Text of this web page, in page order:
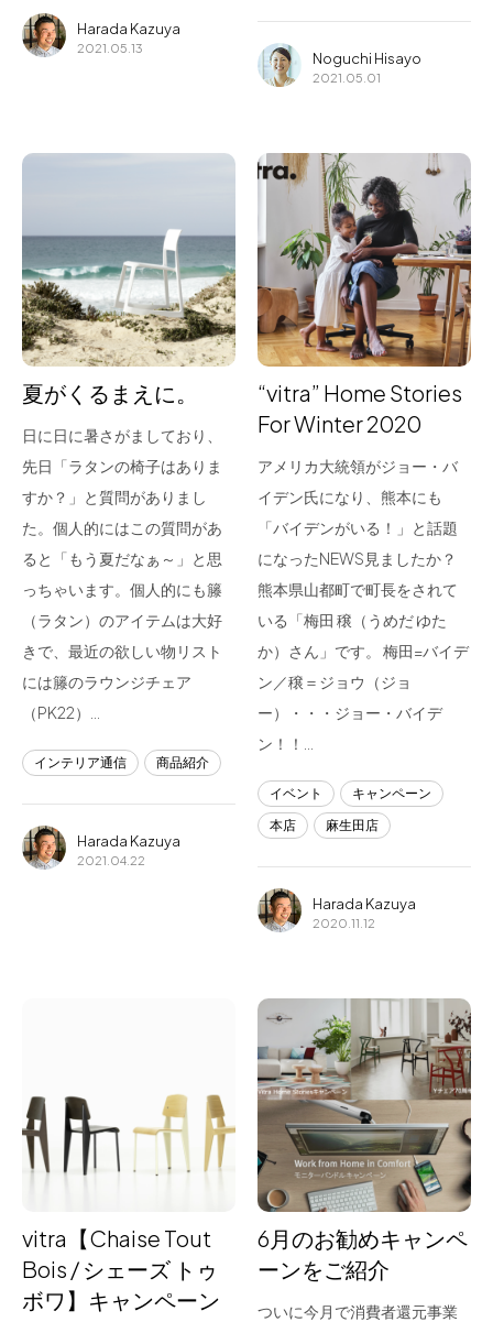
Harada Kazuya
2021.05.13
Noguchi Hisayo
2021.05.01
夏がくるまえに。
日に日に暑さがましており、
先日「ラタンの椅子はありま
すか？」と質問がありまし
た。個人的にはこの質問があ
ると「もう夏だなぁ～」と思
っちゃいます。個人的にも籐
（ラタン）のアイテムは大好
きで、最近の欲しい物リスト
には籐のラウンジチェア
（PK22）…
インテリア通信 商品紹介
Harada Kazuya
2021.04.22
“vitra” Home Stories
For Winter 2020
アメリカ大統領がジョー・バ
イデン氏になり、熊本にも
「バイデンがいる！」と話題
になったNEWS見ましたか？
熊本県山都町で町長をされて
いる「梅田 穣（うめだ ゆた
か）さん」です。 梅田=バイデ
ン／穣＝ジョウ（ジョ
ー）・・・ジョー・バイデ
ン！！…
イベント
キャンペーン
本店
麻生田店
Harada Kazuya
2020.11.12
vitra【Chaise Tout
Bois / シェーズ トゥ
ボワ】キャンペーン
6月のお勧めキャンペ
ーンをご紹介
ついに今月で消費者還元事業